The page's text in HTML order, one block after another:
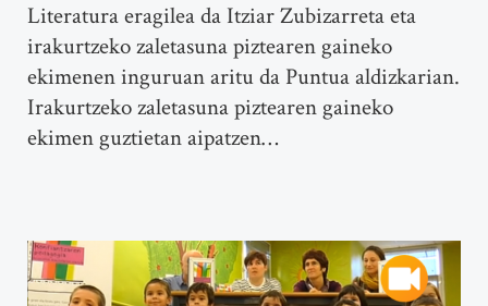
Literatura eragilea da Itziar Zubizarreta eta
irakurtzeko zaletasuna piztearen gaineko
ekimenen inguruan aritu da Puntua aldizkarian.
Irakurtzeko zaletasuna piztearen gaineko
ekimen guztietan aipatzen…